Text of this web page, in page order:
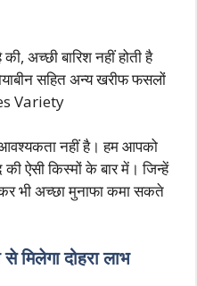
अच्छी बारिश नहीं होती है
सहित अन्य खरीफ फसलों
Variety
नहीं है। हम आपको
ऐसी किस्मों के बार में। जिन्हें
भी अच्छा मुनाफा कमा सकते
मिलेगा दोहरा लाभ